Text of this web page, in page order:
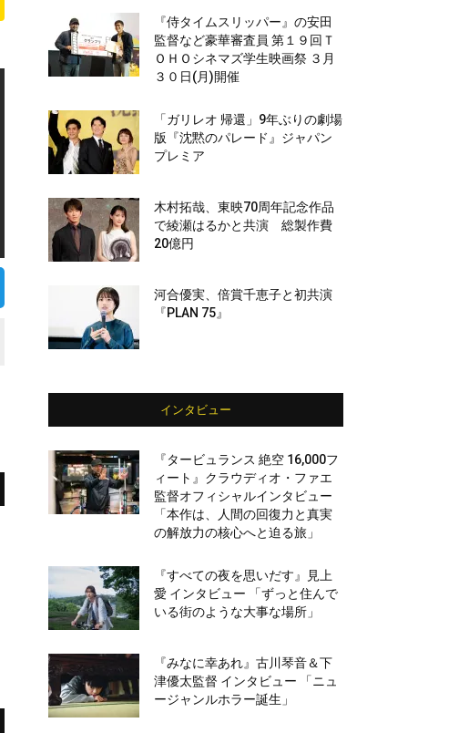
『侍タイムスリッパー』の安田
監督など豪華審査員 第１９回Ｔ
ＯＨＯシネマズ学生映画祭 ３月
３０日(月)開催
「ガリレオ 帰還」9年ぶりの劇場
版『沈黙のパレード』ジャパン
プレミア
木村拓哉、東映70周年記念作品
で綾瀬はるかと共演 総製作費
20億円
河合優実、倍賞千恵子と初共演
『PLAN 75』
インタビュー
『タービュランス 絶空 16,000フ
ィート』クラウディオ・ファエ
監督オフィシャルインタビュー
「本作は、人間の回復力と真実
の解放力の核心へと迫る旅」
『すべての夜を思いだす』見上
愛 インタビュー 「ずっと住んで
いる街のような大事な場所」
『みなに幸あれ』古川琴音＆下
津優太監督 インタビュー 「ニュ
ージャンルホラー誕生」